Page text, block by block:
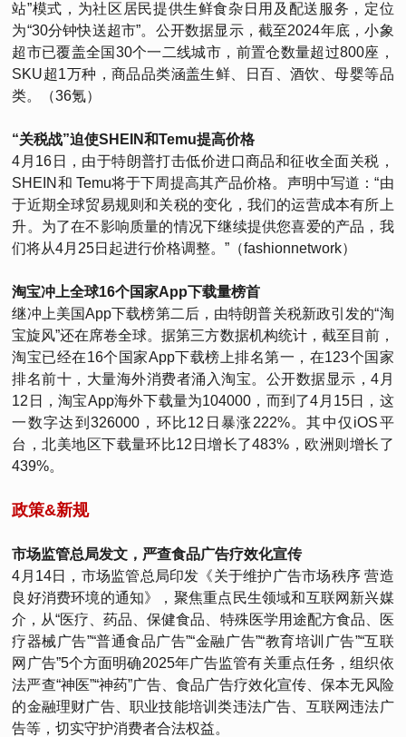
站”模式，为社区居民提供生鲜食杂日用及配送服务，定位
为“30分钟快送超市”。公开数据显示，截至2024年底，小象
超市已覆盖全国30个一二线城市，前置仓数量超过800座，
SKU超1万种，商品品类涵盖生鲜、日百、酒饮、母婴等品
类。（36氪）
“关税战”迫使SHEIN和Temu提高价格
4月16日，由于特朗普打击低价进口商品和征收全面关税，
SHEIN和 Temu将于下周提高其产品价格。声明中写道：“由
于近期全球贸易规则和关税的变化，我们的运营成本有所上
升。为了在不影响质量的情况下继续提供您喜爱的产品，我
们将从4月25日起进行价格调整。”（fashionnetwork）
淘宝冲上全球16个国家App下载量榜首
继冲上美国App下载榜第二后，由特朗普关税新政引发的“淘
宝旋风”还在席卷全球。据第三方数据机构统计，截至目前，
淘宝已经在16个国家App下载榜上排名第一，在123个国家
排名前十，大量海外消费者涌入淘宝。公开数据显示，4月
12日，淘宝App海外下载量为104000，而到了4月15日，这
一数字达到326000，环比12日暴涨222%。其中仅iOS平
台，北美地区下载量环比12日增长了483%，欧洲则增长了
439%。
政策&新规
市场监管总局发文，严查食品广告疗效化宣传
4月14日，市场监管总局印发《关于维护广告市场秩序 营造
良好消费环境的通知》，聚焦重点民生领域和互联网新兴媒
介，从“医疗、药品、保健食品、特殊医学用途配方食品、医
疗器械广告”“普通食品广告”“金融广告”“教育培训广告”“互联
网广告”5个方面明确2025年广告监管有关重点任务，组织依
法严查“神医”“神药”广告、食品广告疗效化宣传、保本无风险
的金融理财广告、职业技能培训类违法广告、互联网违法广
告等，切实守护消费者合法权益。